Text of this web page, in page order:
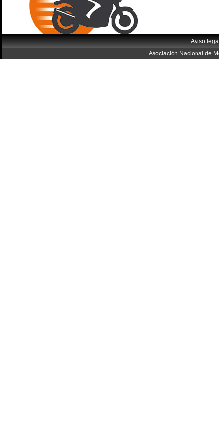
Aviso
Asociación Nacional de